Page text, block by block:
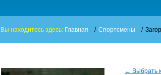
Вы находитесь здесь: Главная / Спортсмены /
← Выбрать